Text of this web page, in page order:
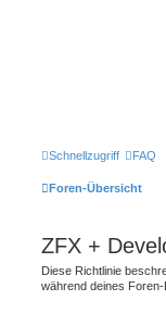
Schnellzugriff FAQ
Foren-Übersicht
ZFX +
Diese Richtlinie
während deines